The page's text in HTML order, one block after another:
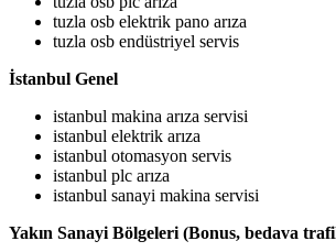
tuzla osb elektrik pano arıza
tuzla osb endüstriyel servis
İstanbul Genel
istanbul makina arıza servisi
istanbul elektrik arıza
istanbul otomasyon servis
istanbul plc arıza
istanbul sanayi makina servisi
Yakın Sanayi Bölgeleri (Bonus, bedava